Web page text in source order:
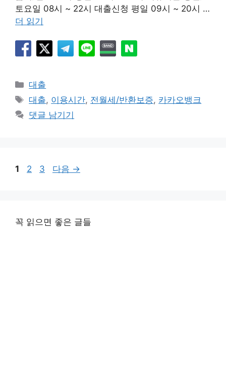
토요일 08시 ~ 22시 대출신청 평일 09시 ~ 20시 …
더 읽기
카
테
리
대출
태
그
대출, 이용시간, 전월세/반환보증, 카카오뱅크
댓글 남기기
페
1
페
2
페
3 다음 →
꼭 읽으면 좋은 글들